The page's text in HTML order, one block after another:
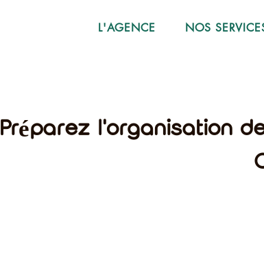
L'AGENCE NOS
Préparez l'organisation